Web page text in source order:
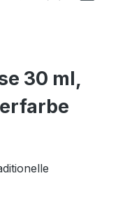
30 ml,